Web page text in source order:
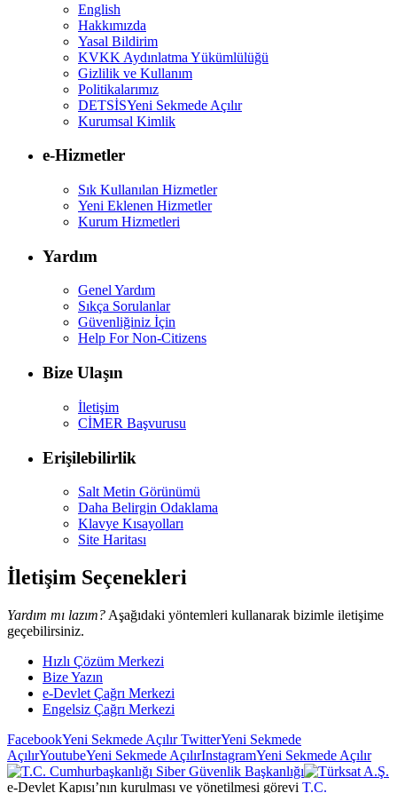
English
Hakkımızda
Yasal Bildirim
KVKK Aydınlatma Yükümlülüğü
Gizlilik ve Kullanım
Politikalarımız
DETSİSYeni Sekmede Açılır
Kurumsal Kimlik
e-Hizmetler
Sık Kullanılan Hizmetler
Yeni Eklenen Hizmetler
Kurum Hizmetleri
Yardım
Genel Yardım
Sıkça Sorulanlar
Güvenliğiniz İçin
Help For Non-Citizens
Bize Ulaşın
İletişim
CİMER Başvurusu
Erişilebilirlik
Salt Metin Görünümü
Daha Belirgin Odaklama
Klavye Kısayolları
Site Haritası
İletişim Seçenekleri
Yardım mı lazım? Aşağıdaki yöntemleri kullanarak bizimle iletişime
geçebilirsiniz.
Hızlı Çözüm Merkezi
Bize Yazın
e-Devlet Çağrı Merkezi
Engelsiz Çağrı Merkezi
FacebookYeni Sekmede AçılırTwitterYeni Sekmede
AçılırYoutubeYeni Sekmede AçılırInstagramYeni Sekmede Açılır
e-Devlet Kapısı’nın kurulması ve yönetilmesi görevi T.C.